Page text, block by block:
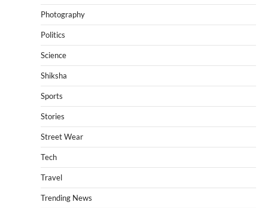
Photography
Politics
Science
Shiksha
Sports
Stories
Street Wear
Tech
Travel
Trending News